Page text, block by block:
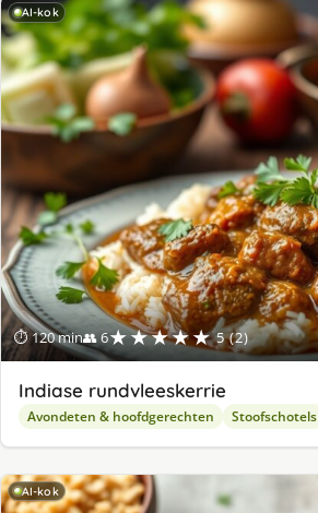
AI-kok
⏱ 120 min👥 6★★★★★ 5 (2)
Indiase rundvleeskerrie
Avondeten & hoofdgerechten Stoofschotels
AI-kok